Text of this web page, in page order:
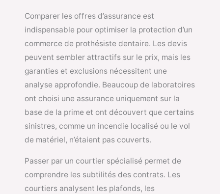
Comparer les offres d’assurance est
indispensable pour optimiser la protection d’un
commerce de prothésiste dentaire. Les devis
peuvent sembler attractifs sur le prix, mais les
garanties et exclusions nécessitent une
analyse approfondie. Beaucoup de laboratoires
ont choisi une assurance uniquement sur la
base de la prime et ont découvert que certains
sinistres, comme un incendie localisé ou le vol
de matériel, n’étaient pas couverts.
Passer par un courtier spécialisé permet de
comprendre les subtilités des contrats. Les
courtiers analysent les plafonds, les